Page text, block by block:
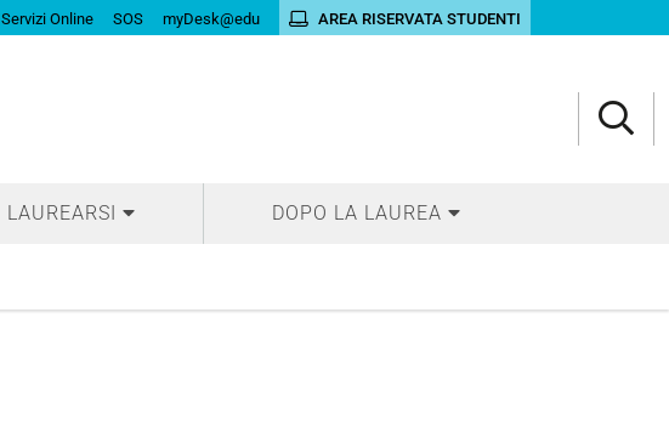
Servizi Online SOS myDesk@edu AREA RISERVATA STUDENTI
LAUREARSI DOPO LA LAUREA